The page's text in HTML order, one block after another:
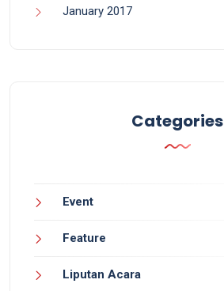
January 2017
Categories
Event
Feature
Liputan Acara